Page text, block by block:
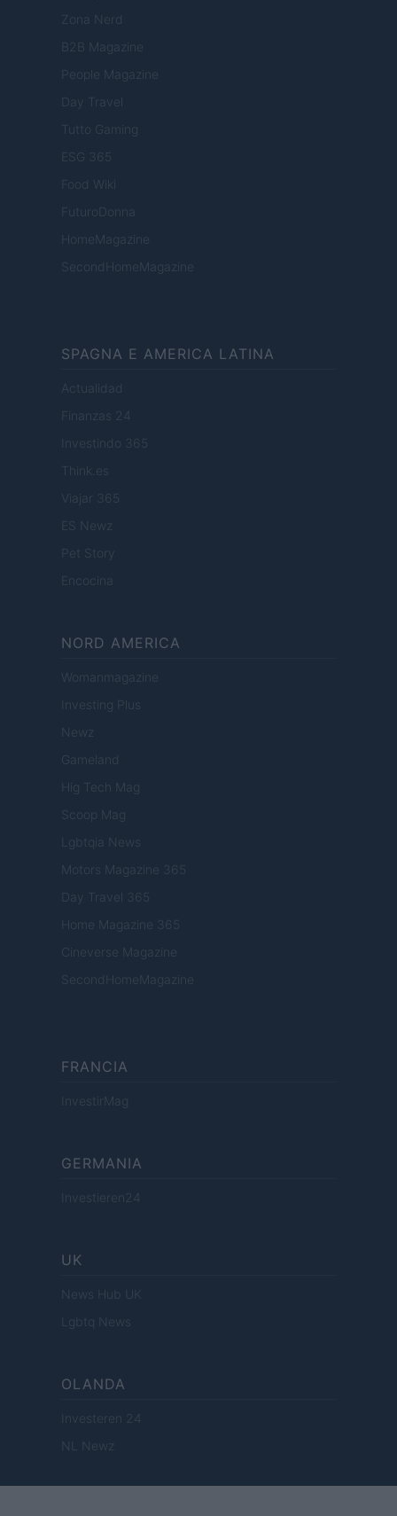
Zona Nerd
B2B Magazine
People Magazine
Day Travel
Tutto Gaming
ESG 365
Food Wiki
FuturoDonna
HomeMagazine
SecondHomeMagazine
SPAGNA E AMERICA LATINA
Actualidad
Finanzas 24
Investindo 365
Think.es
Viajar 365
ES Newz
Pet Story
Encocina
NORD AMERICA
Womanmagazine
Investing Plus
Newz
Gameland
Hig Tech Mag
Scoop Mag
Lgbtqia News
Motors Magazine 365
Day Travel 365
Home Magazine 365
Cineverse Magazine
SecondHomeMagazine
FRANCIA
InvestirMag
GERMANIA
Investieren24
UK
News Hub UK
Lgbtq News
OLANDA
Investeren 24
NL Newz